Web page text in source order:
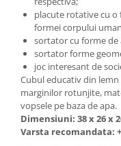
placute rotative cu
formei corpului
sortator cu forme de
sortator forme
joc interesant de
Cubul educativ din
marginilor rotunjite,
vopsele pe baza de apa.
Dimensiuni: 38 x 26 x
Varsta recomandata: